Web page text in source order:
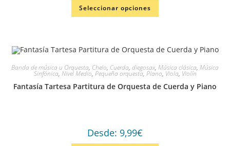
Seleccionar opciones
Banda de música u Orquesta, Chelo, Cuerda, diegosax, Música clásica, Música
Sinfónica, Nivel Medio, Pequeña orquesta, Piano, Viola, Violín
Fantasía Tartesa Partitura de Orquesta de Cuerda y Piano
Desde: 9,99€